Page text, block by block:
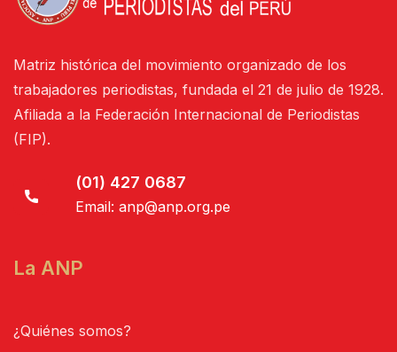
Matriz histórica del movimiento organizado de los
trabajadores periodistas, fundada el 21 de julio de 1928.
Afiliada a la Federación Internacional de Periodistas
(FIP).
(01) 427 0687
Email: anp@anp.org.pe
La ANP
¿Quiénes somos?